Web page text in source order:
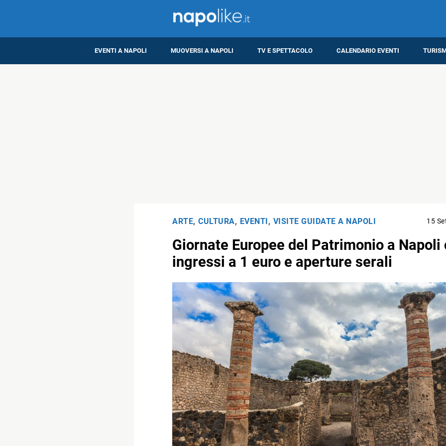
EVENTI A NAPOLI MUOVERSI A NAPOLI TV E SPETTACOLO CALENDARIO EVENTI
ARTE, CULTURA, EVENTI , VISITE GUIDATE A NAPOLI 15
Giornate Europee del Patrimonio a Napoli
ingressi a 1 euro e aperture serali